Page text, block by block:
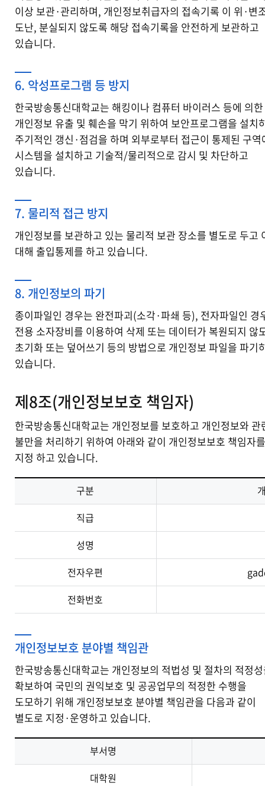
이상 보관·관리하며, 개인정보취급자의 접속기록 이 위·변
도난, 분실되지 않도록 해당 접속기록을 안전하게 보관하고
있습니다.
6. 악성프로그램 등 방지
한국방송통신대학교는 해킹이나 컴퓨터 바이러스 등에 의한
개인정보 유출 및 훼손을 막기 위하여 보안프로그램을 설치
주기적인 갱신·점검을 하며 외부로부터 접근이 통제된 구역
시스템을 설치하고 기술적/물리적으로 감시 및 차단하고
있습니다.
7. 물리적 접근 방지
개인정보를 보관하고 있는 물리적 보관 장소를 별도로 두고
대해 출입통제를 하고 있습니다.
8. 개인정보의 파기
종이파일인 경우는 완전파괴(소각·파쇄 등), 전자파일인 경
전용 소자장비를 이용하여 삭제 또는 데이터가 복원되지 않
초기화 또는 덮어쓰기 등의 방법으로 개인정보 파일을 파기
있습니다.
제8조(개인정보보호 책임자)
한국방송통신대학교는 개인정보를 보호하고 개인정보와 관
불만을 처리하기 위하여 아래와 같이 개인정보보호 책임자를
지정 하고 있습니다.
구분
직급
성명
전자우편
전화번호
개인정보보호 분야별 책임관
한국방송통신대학교는 개인정보의 적법성 및 절차의 적정
확보하여 국민의 권익보호 및 공공업무의 적정한 수행을
도모하기 위해 개인정보보호 분야별 책임관을 다음과 같이
별도로 지정·운영하고 있습니다.
부서명
대학원